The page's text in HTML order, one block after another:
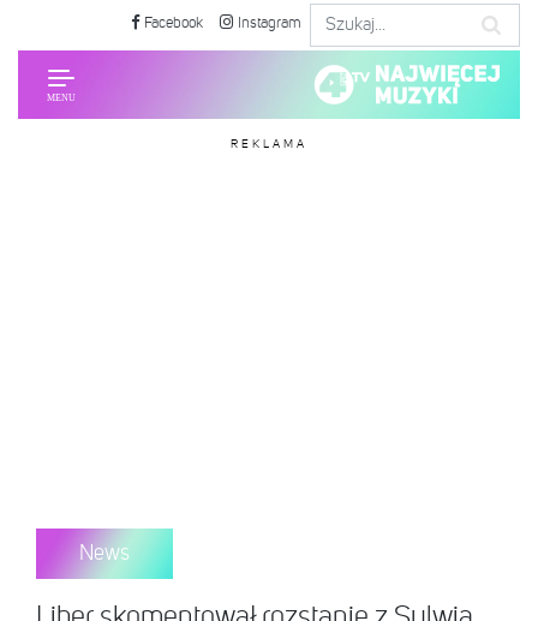
Facebook Instagram
REKLAMA
News